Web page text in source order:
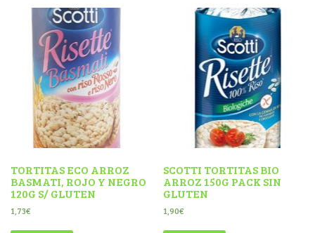
TORTITAS ECO ARROZ
BASMATI, ROJO Y NEGRO
120G S/ GLUTEN
1,73€
SCOTTI TORTITAS BIO
ARROZ 150G PACK SIN
GLUTEN
1,90€